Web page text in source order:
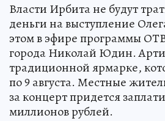
Власти Ирбита не будут
деньги на выступление
этом в эфире программы ОТВ
города Николай Юдин.
традиционной ярмарке,
по 9 августа. Местные
за концерт придется
миллионов рублей.